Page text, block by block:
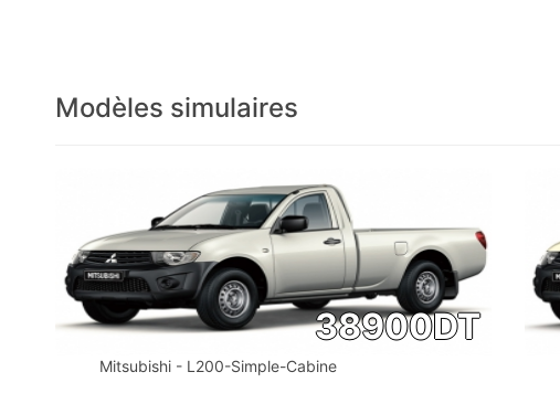
Modèles simulaires
38900DT
Mitsubishi - L200-Simple-Cabine